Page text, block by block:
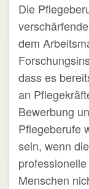
Die
dem
dass es
an
Bewerbung
Pflegeberufe
sein, wenn
Menschen